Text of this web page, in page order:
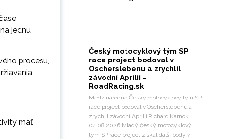
jednu
procesu,
mať
Český motocyklový tým SP
race project bodoval v
Oscherslebenu a zrychlil
závodní Aprilii -
RoadRacing.sk
Medzinárodné Český motocyklový tým SP
race project bodoval v Oscherslebenu a
zrychlil závodní Aprilii Richard Karnok
04.08.2026 Mladý český motocyklový
tým SP race project získal další body v